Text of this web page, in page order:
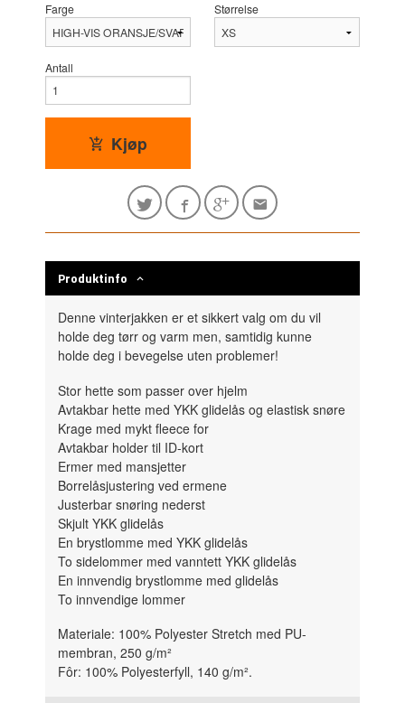
Farge Størrelse
Antall
Kjøp
Produktinfo
Denne vinterjakken er et sikkert valg om du vil
holde deg tørr og varm men, samtidig kunne
holde deg i bevegelse uten problemer!
Stor hette som passer over hjelm
Avtakbar hette med YKK glidelås og elastisk snøre
Krage med mykt fleece for
Avtakbar holder til ID-kort
Ermer med mansjetter
Borrelåsjustering ved ermene
Justerbar snøring nederst
Skjult YKK glidelås
En brystlomme med YKK glidelås
To sidelommer med vanntett YKK glidelås
En innvendig brystlomme med glidelås
To innvendige lommer
Materiale: 100% Polyester Stretch med PU-
membran, 250 g/m²
Fôr: 100% Polyesterfyll, 140 g/m².